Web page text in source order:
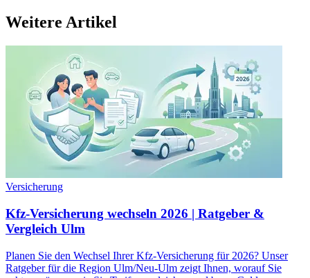
Weitere Artikel
Versicherung
Kfz-Versicherung wechseln 2026 | Ratgeber &
Vergleich Ulm
Planen Sie den Wechsel Ihrer Kfz-Versicherung für 2026? Unser
Ratgeber für die Region Ulm/Neu-Ulm zeigt Ihnen, worauf Sie